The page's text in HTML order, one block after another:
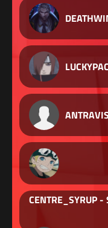
CENTRE_SYRUP -